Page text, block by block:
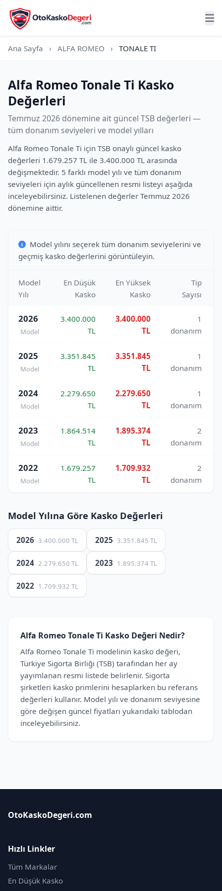
Ana Sayfa › ALFA ROMEO › TONALE TI
Alfa Romeo Tonale Ti Kasko
Değerleri
Temmuz 2026 dönemine ait güncel TSB değerleri —
tüm donanım seviyeleri ve model yılları
Alfa Romeo Tonale Ti için TSB onaylı güncel kasko
değerleri 1.679.257 TL ile 3.400.000 TL arasında
değişmektedir. 5 farklı model yılı ve tüm donanım
seviyeleri için aylık güncellenen resmi listeyi aşağıda
inceleyebilirsiniz. Listelenen değerler Temmuz 2026
dönemine aittir.
Model yılını seçerek tüm donanım seviyelerini ve
geçmiş kasko değerlerini görüntüleyin.
Model
Yılı
En Düşük
Kasko
En Yüksek
Kasko
Tip
Sayısı
2026
Model
3.400.000
TL
3.400.000
TL
1
donanım
2025
Model
3.351.845
TL
3.351.845
TL
1
donanım
2024
Model
2.279.650
TL
2.279.650
TL
1
donanım
2023
Model
1.864.514
TL
1.895.374
TL
2
donanım
2022
Model
1.679.257
TL
1.709.932
TL
2
donanım
Model Yılına Göre Kasko Değerleri
2026 3.400.000 TL 2025 3.351.845 TL
2024 2.279.650 TL 2023 1.895.374 TL
2022 1.709.932 TL
Alfa Romeo Tonale Ti Kasko Değeri Nedir?
Alfa Romeo Tonale Ti modelinin kasko değeri,
Türkiye Sigorta Birliği (TSB) tarafından her ay
yayımlanan resmi listede belirlenir. Sigorta
şirketleri kasko primlerini hesaplarken bu referans
değerleri kullanır. Model yılı ve donanım seviyesine
göre değişen güncel fiyatları yukarıdaki tablodan
inceleyebilirsiniz.
OtoKaskoDegeri.com
Hızlı Linkler
Tüm Markalar
En Düşük Kasko